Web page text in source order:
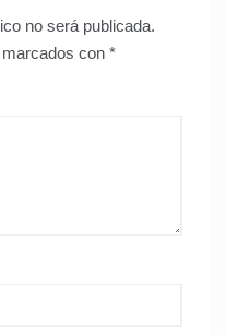
no será publicada.
con *